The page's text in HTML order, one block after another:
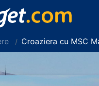
Croaziera cu MSC